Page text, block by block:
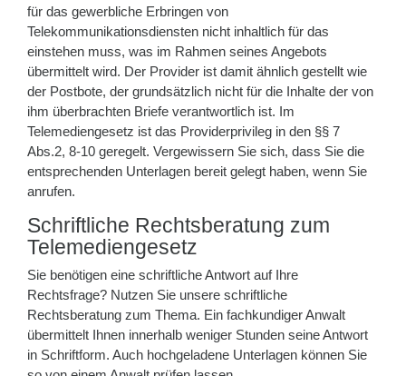
für das gewerbliche Erbringen von
Telekommunikationsdiensten nicht inhaltlich für das
einstehen muss, was im Rahmen seines Angebots
übermittelt wird. Der Provider ist damit ähnlich gestellt wie
der Postbote, der grundsätzlich nicht für die Inhalte der von
ihm überbrachten Briefe verantwortlich ist. Im
Telemediengesetz ist das Providerprivileg in den §§ 7
Abs.2, 8-10 geregelt. Vergewissern Sie sich, dass Sie die
entsprechenden Unterlagen bereit gelegt haben, wenn Sie
anrufen.
Schriftliche Rechtsberatung zum
Telemediengesetz
Sie benötigen eine schriftliche Antwort auf Ihre
Rechtsfrage? Nutzen Sie unsere schriftliche
Rechtsberatung zum Thema. Ein fachkundiger Anwalt
übermittelt Ihnen innerhalb weniger Stunden seine Antwort
in Schriftform. Auch hochgeladene Unterlagen können Sie